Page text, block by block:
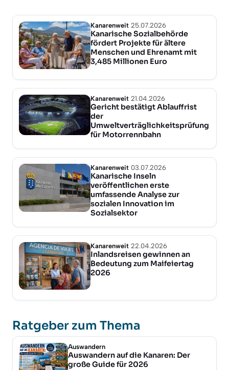
Kanarenweit 25.07.2026
Kanarische Sozialbehörde
fördert Projekte für ältere
Menschen und Ehrenamt mit
3,485 Millionen Euro
Kanarenweit 21.04.2026
Gericht bestätigt Ablauffrist
der
Umweltverträglichkeitsprüfung
für Motorrennbahn
Kanarenweit 03.07.2026
Kanarische Inseln
veröffentlichen erste
umfassende Analyse zur
sozialen Innovation im
Sozialsektor
Kanarenweit 22.04.2026
Inlandsreisen gewinnen an
Bedeutung zum Maifeiertag
2026
Ratgeber zum Thema
Auswandern
Auswandern auf die Kanaren: Der
große Guide für 2026